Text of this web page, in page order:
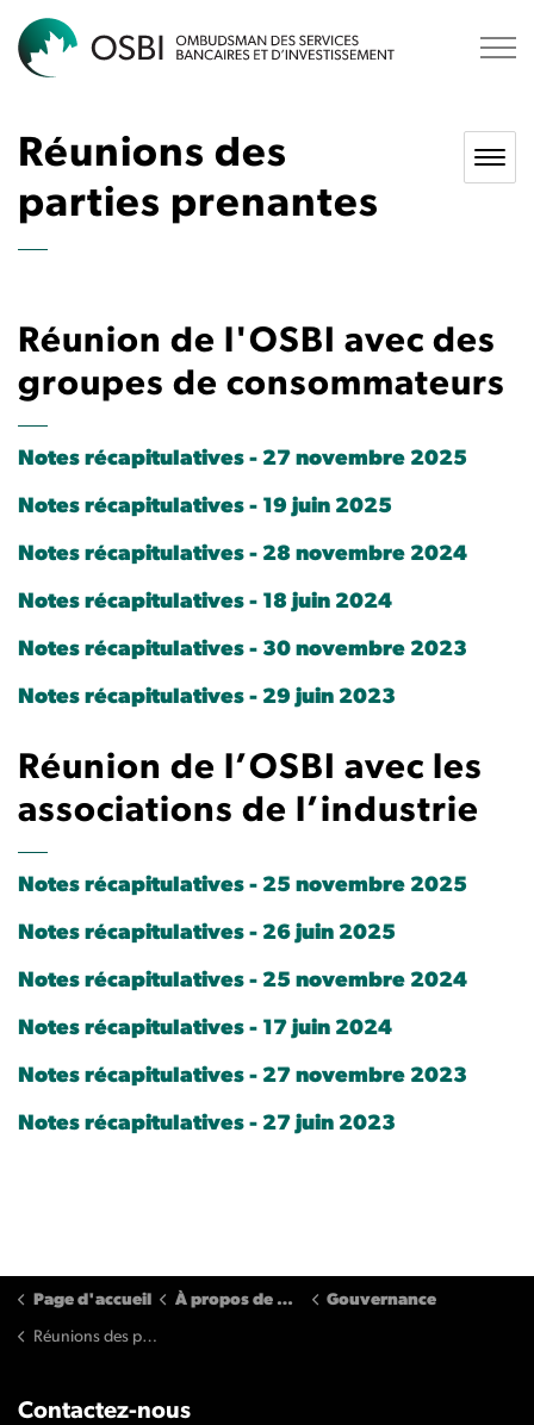
Réunions des
parties prenantes
Réunion de l'OSBI avec des
groupes de consommateurs
Notes récapitulatives - 27 novembre 2025
Notes récapitulatives - 19 juin 2025
Notes récapitulatives - 28 novembre 2024
Notes récapitulatives - 18 juin 2024
Notes récapitulatives - 30 novembre 2023
Notes récapitulatives - 29 juin 2023
Réunion de l’OSBI avec les
associations de l’industrie
Notes récapitulatives - 25 novembre 2025
Notes récapitulatives - 26 juin 2025
Notes récapitulatives - 25 novembre 2024
Notes récapitulatives - 17 juin 2024
Notes récapitulatives - 27 novembre 2023
Notes récapitulatives - 27 juin 2023
Page d'accueil À propos de nous Gouvernance
Réunions des parties prenantes
Contactez-nous